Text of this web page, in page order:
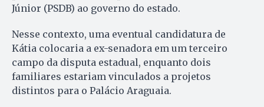
Júnior (PSDB) ao governo do estado.
Nesse contexto, uma eventual candidatura de
Kátia colocaria a ex-senadora em um terceiro
campo da disputa estadual, enquanto dois
familiares estariam vinculados a projetos
distintos para o Palácio Araguaia.